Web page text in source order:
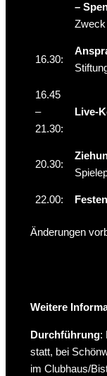
–
Zweck
16.30:
16.45
–
21.30:
Live-
20.30:
22.00:
Änderungen
Weitere
Durchführung:
statt, bei
im Clubhaus/